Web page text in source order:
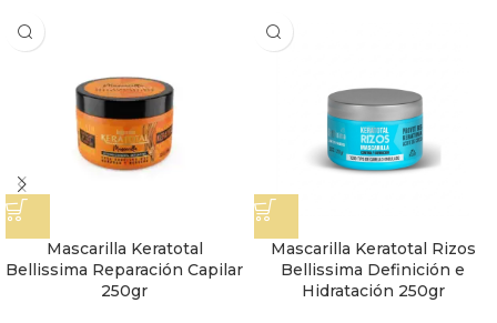
Mascarilla Keratotal
Bellissima Reparación Capilar
250gr
Mascarilla Keratotal Rizos
Bellissima Definición e
Hidratación 250gr